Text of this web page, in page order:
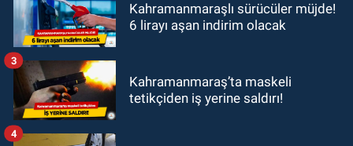
Kahramanmaraşlı sürücüler müjde!
6 lirayı aşan indirim olacak
Kahramanmaraş’ta maskeli
tetikçiden iş yerine saldırı!
3
4